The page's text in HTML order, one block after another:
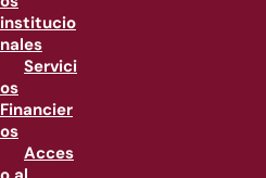
institucio
nales
Servici
os
Financier
os
Acces